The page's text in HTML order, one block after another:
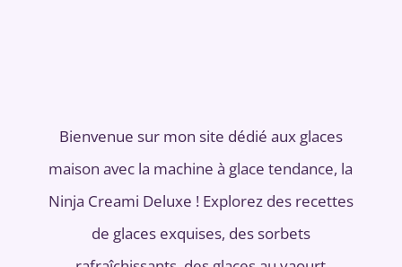
Bienvenue sur mon site dédié aux glaces
maison avec la machine à glace tendance, la
Ninja Creami Deluxe ! Explorez des recettes
de glaces exquises, des sorbets